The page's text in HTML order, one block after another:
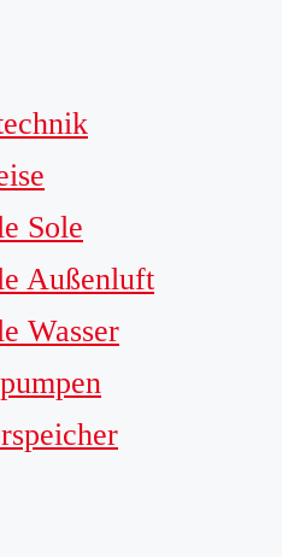
Sole
Außenluft
Wasser